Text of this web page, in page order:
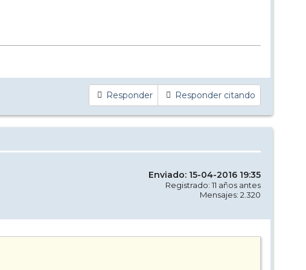
Responder Responder citando
Enviado: 15-04-2016 19:35
Registrado: 11 años antes
Mensajes: 2.320